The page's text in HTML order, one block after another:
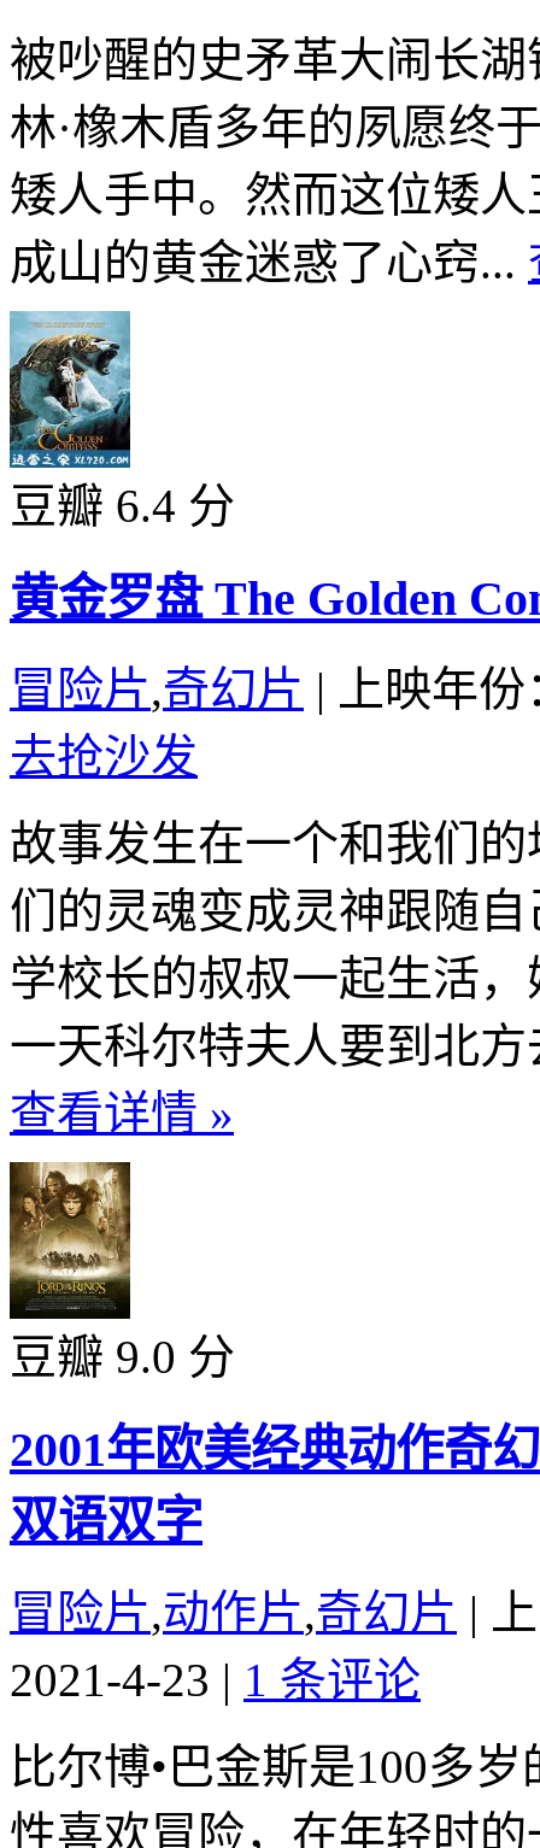
被吵醒的史矛革大闹长
林·橡木盾多年的夙愿终
矮人手中。然而这位矮
成山的黄金迷惑了心窍...
豆瓣 6.4 分
黄金罗盘 The Golden
冒险片,奇幻片 |
上映年
去抢沙发
故事发生在一个和我们
们的灵魂变成灵神跟随
学校长的叔叔一起生活
一天科尔特夫人要到北
查看详情 »
豆瓣 9.0 分
2001年欧美经典动作奇
双语双字
冒险片,动作片,奇幻片 |
2021-4-23 | 1 条评论
比尔博•巴金斯是100多
性喜欢冒险，在年轻时